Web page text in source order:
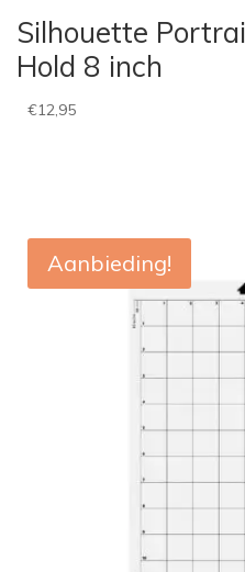
Silhouette
Hold 8 inch
€12,95
Aanbieding!